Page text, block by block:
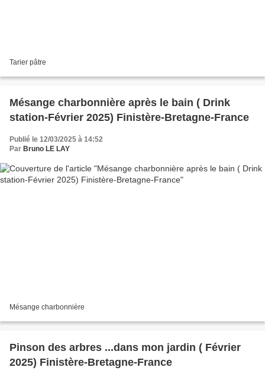
Tarier pâtre
Mésange charbonnière après le bain ( Drink
station-Février 2025) Finistère-Bretagne-France
Publié le 12/03/2025 à 14:52
Par Bruno LE LAY
Mésange charbonnière
Pinson des arbres ...dans mon jardin ( Février
2025) Finistère-Bretagne-France